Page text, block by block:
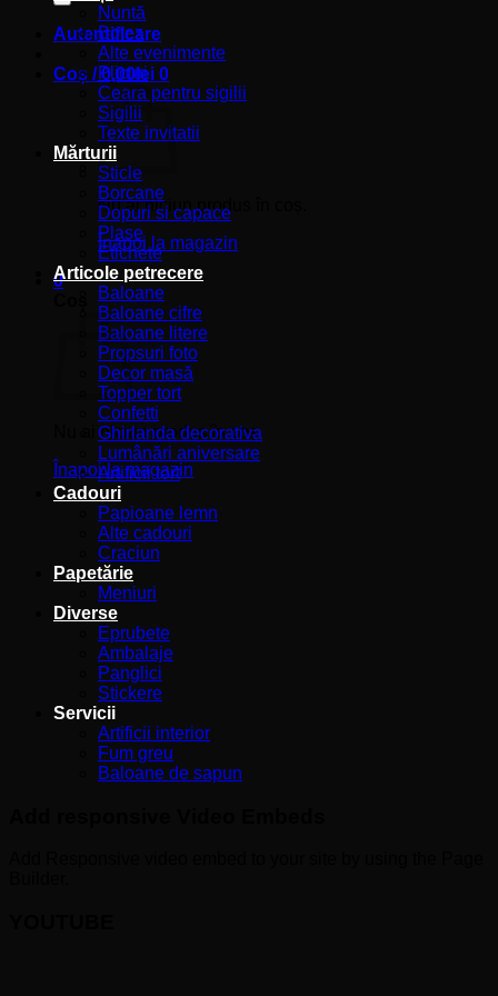
Autentificare
Coș /0,00lei 0
Nu ai niciun produs în coș.
Înapoi la magazin
0
Nu ai niciun produs în coș.
Înapoi la magazin
Nuntă
Botez
Alte evenimente
Plicuri
Ceara pentru sigilii
Sigilii
Texte invitatii
Mărturii
Sticle
Borcane
Dopuri si capace
Plase
Etichete
Articole petrecere
Baloane
Baloane cifre
Baloane litere
Propsuri foto
Decor masă
Topper tort
Confetti
Ghirlanda decorativa
Lumânări aniversare
Artificii tort
Cadouri
Papioane lemn
Alte cadouri
Craciun
Papetărie
Meniuri
Diverse
Eprubete
Ambalaje
Panglici
Stickere
Servicii
Artificii interior
Fum greu
Baloane de sapun